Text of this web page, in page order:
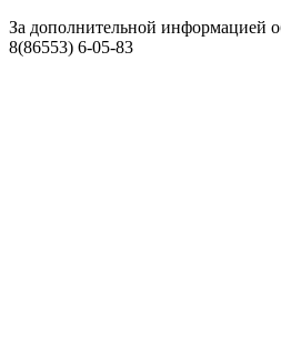
За дополнительной информацией
8(86553) 6-05-83